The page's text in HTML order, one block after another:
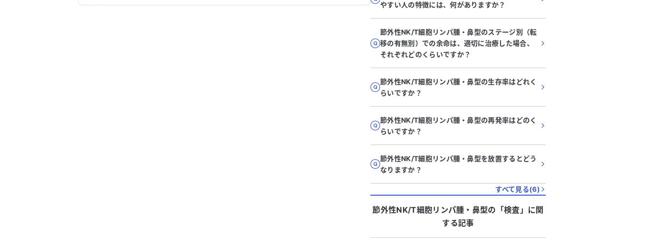
やすい人の特徴には、何がありますか？
節外性NK/T細胞リンパ腫・鼻型のステージ別（転
移の有無別）での余命は、適切に治療した場合、
それぞれどのくらいですか？
節外性NK/T細胞リンパ腫・鼻型の生存率はどれく
らいですか？
節外性NK/T細胞リンパ腫・鼻型の再発率はどのく
らいですか？
節外性NK/T細胞リンパ腫・鼻型を放置するとどう
なりますか？
すべて見る(6)
節外性NK/T細胞リンパ腫・鼻型の「検査 」に関
する記事